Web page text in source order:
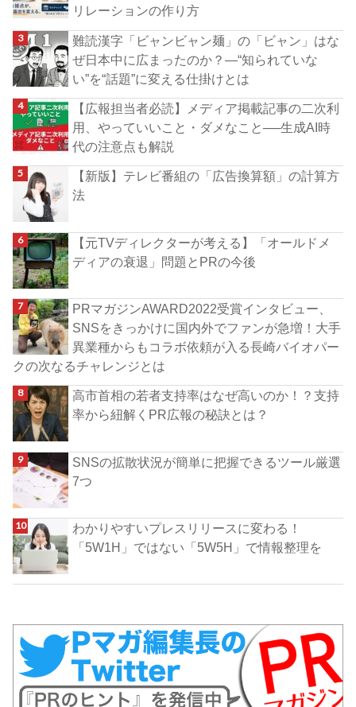
リレーションの作り方
難読漢字「ビャンビャン麺」の「ビャン」はな
ぜ日本中に広まったのか？―“知られていな
い”を“話題”に変える仕掛けとは
【広報担当者必読】メディア掲載記事の二次利
用、やっていいこと・ダメなこと──生成AI時
代の注意点も解説
【新版】テレビ番組の「広告換算額」の計算方
法
【元TVディレクターが考える】「オールドメ
ディアの衰退」問題とPRの今後
PRマガジンAWARD2022受賞インタビュー、
SNSをきっかけに国内外でファンが急増！大手
異業種からもコラボ依頼が入る長崎バイオパー
クの次なるチャレンジとは
高市首相の若者支持率はなぜ高いのか！？支持
率から紐解くPR広報の秘訣とは？
SNSの拡散状況が簡単に把握できるツール厳選
7つ
わかりやすいプレスリリースに変わる！
「5W1H」ではない「5W5H」で情報整理を